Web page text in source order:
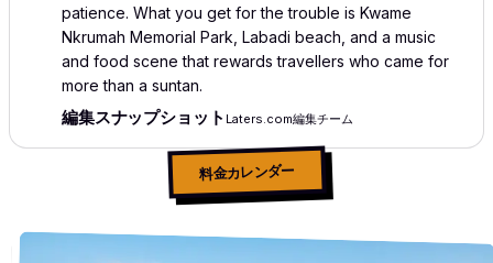
patience. What you get for the trouble is Kwame
Nkrumah Memorial Park, Labadi beach, and a music
and food scene that rewards travellers who came for
more than a suntan.
編集スナップショット Laters.com編集チーム
料金カレンダー